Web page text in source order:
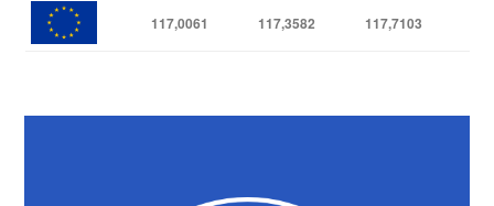
117,0061 117,3582 117,7103